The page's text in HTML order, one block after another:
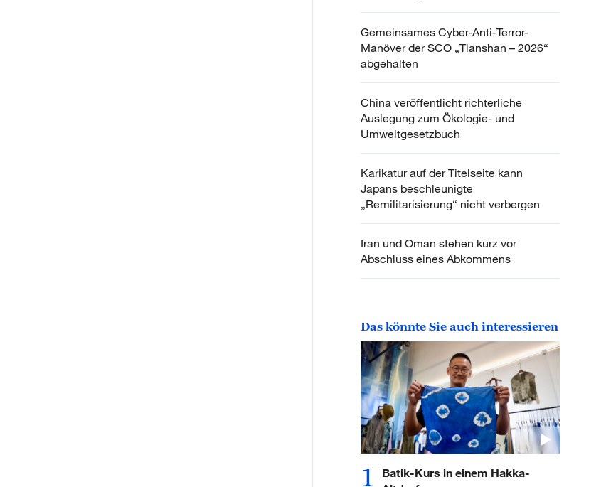
Gemeinsames Cyber-Anti-Terror-
Manöver der SCO „Tianshan – 2026“
abgehalten
China veröffentlicht richterliche
Auslegung zum Ökologie- und
Umweltgesetzbuch
Karikatur auf der Titelseite kann
Japans beschleunigte
„Remilitarisierung“ nicht verbergen
Iran und Oman stehen kurz vor
Abschluss eines Abkommens
Das könnte Sie auch interessieren
1
Batik-Kurs in einem Hakka-